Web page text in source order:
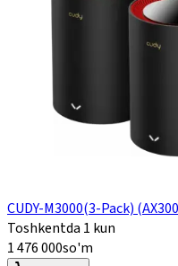
CUDY-M3000(3-Pack)
Toshkentda 1 kun
1 476 000so'm